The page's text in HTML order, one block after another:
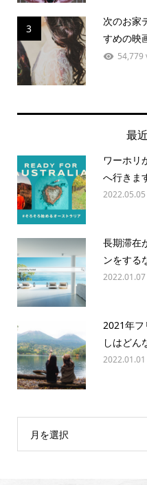
3
次のお家
すめの映
54,779
最
ワーホリ
へ行きま
2022.05.05
長期滞在
ンをする
2022.01.07
2021年フ
しはどん
2022.01.01
月を選択